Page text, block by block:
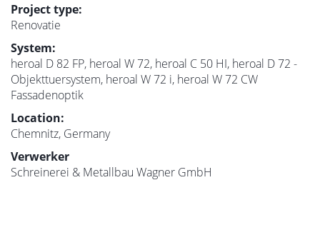
Project type:
Renovatie
System:
heroal D 82 FP, heroal W 72, heroal C 50 HI, heroal D 72 -
Objekttuersystem, heroal W 72 i, heroal W 72 CW
Fassadenoptik
Location:
Chemnitz, Germany
Verwerker
Schreinerei & Metallbau Wagner GmbH